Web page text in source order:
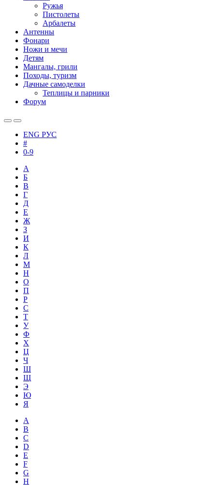
Ружья
Пистолеты
Арбалеты
Антенны
Фонари
Ножи и мечи
Детям
Мангалы, грили
Походы, туризм
Дачные самоделки
Теплицы и парники
Форум
ENG РУС
#
0-9
А
Б
В
Г
Д
Е
Ж
З
И
К
Л
М
Н
О
П
Р
С
Т
У
Ф
Х
Ц
Ч
Ш
Щ
Э
Ю
Я
A
B
C
D
E
F
G
H